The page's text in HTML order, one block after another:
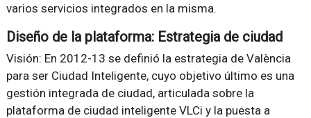
varios servicios integrados en la misma.
Diseño de la plataforma: Estrategia de ciudad
Visión: En 2012-13 se definió la estrategia de València
para ser Ciudad Inteligente, cuyo objetivo último es una
gestión integrada de ciudad, articulada sobre la
plataforma de ciudad inteligente VLCi y la puesta a